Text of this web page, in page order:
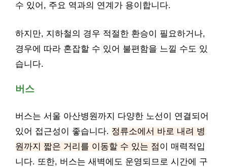
수 있어, 주요 역과의 연계가 용이합니다.
하지만, 지하철의 경우 적절한 환승이 필요하거나,
경우에 따라 혼잡할 수 있어 불편함을 느낄 수도 있
습니다.
버스
버스는 서울 아산병원까지 다양한 노선이 연결되어
있어 접근성이 좋습니다. 정류소에서 바로 내려 병
원까지 짧은 거리를 이동할 수 있는 점이 매력적입
니다. 또한, 버스는 새벽에도 운영되므로 시간에 구